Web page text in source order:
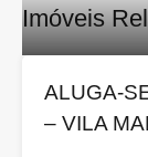
Imóveis
ALUGA-
– VILA